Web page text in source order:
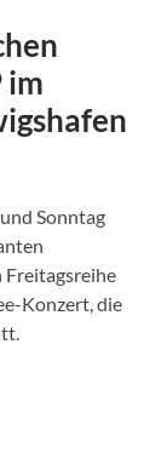
im
Sonntag
Freitagsreihe
Konzert, die